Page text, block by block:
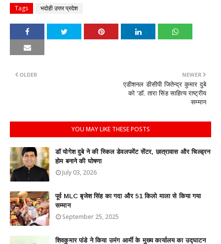
Tags भदोही उत्तर प्रदेश
NEWER
एडीशनल डीसीपी जितेन्द्र कुमार दुबे
को ‘डॉ. तारा सिंह साहित्य राष्ट्रीय
सम्मान
OLDER
YOU MAY LIKE THESE POSTS
डॉ योगेश दुबे ने की स्किल डेवलपमेंट सेंटर, छात्रावास और चिल्ड्रन
होम बनाने की घोषणा
July 03, 2026
पूर्व MLC बृजेश सिंह का गदा और 51 किलो माला से किया गया
सम्मान
September 25, 2025
शिवकुमार पांडे ने किया उमंग आर्मी के मुख्य कार्यालय का उद्घाटन